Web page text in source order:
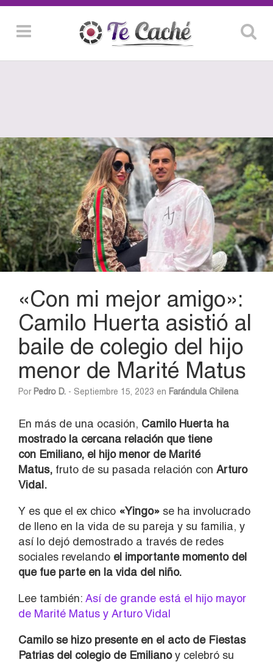
«Con mi mejor amigo»:
Camilo Huerta asistió al
baile de colegio del hijo
menor de Marité Matus
Por Pedro D. - Septiembre 15, 2023 en Farándula Chilena
En más de una ocasión, Camilo Huerta ha
mostrado la cercana relación que tiene
con Emiliano, el hijo menor de Marité
Matus, fruto de su pasada relación con Arturo
Vidal.
Y es que el ex chico «Yingo» se ha involucrado
de lleno en la vida de su pareja y su familia, y
así lo dejó demostrado a través de redes
sociales revelando el importante momento del
que fue parte en la vida del niño.
Lee también: Así de grande está el hijo mayor
de Marité Matus y Arturo Vidal
Camilo se hizo presente en el acto de Fiestas
Patrias del colegio de Emilianoy celebró su